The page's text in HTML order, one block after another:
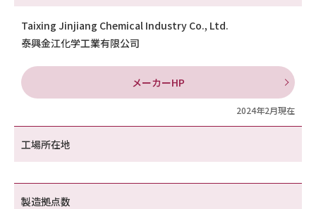
Taixing Jinjiang Chemical Industry Co., Ltd.
泰興金江化学工業有限公司
メーカーHP
2024年2月現在
工場所在地
製造拠点数